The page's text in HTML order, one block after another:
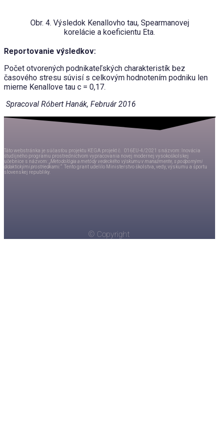
Obr. 4. Výsledok Kenallovho tau, Spearmanovej
korelácie a koeficientu Eta.
Reportovanie výsledkov:
Počet otvorených podnikateľských charakteristík bez
časového stresu súvisí s celkovým hodnotením podniku len
mierne Kenallove tau c = 0,17.
Spracoval Róbert Hanák, Február 2016
Táto webstránka je súčasťou projektu KEGA projekt č. 016EU-4/2021 s názvom: Inovácia
študijného programu prostredníctvom vypracovania novej modernej vysokoškolskej
učebnice s názvom: Metodológia a metódy vedeckého výskumu vmanažmente, s podpornými
didaktickými prostriedkami.“. Tento grant udelilo Ministerstvo školstva, vedy, výskumu a športu
slovenskej republiky.
© Copyright